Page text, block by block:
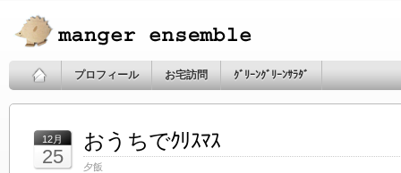
プロフィール お宅訪問 ｸﾞﾘｰﾝｸﾞﾘｰﾝｻﾗﾀﾞ
12月
25
おうちでｸﾘｽﾏｽ
夕飯